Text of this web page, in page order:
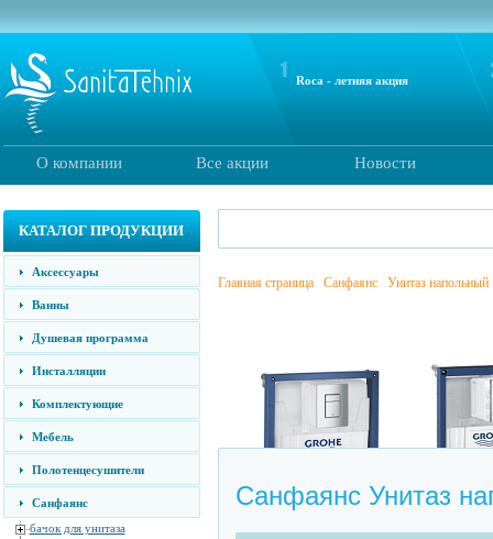
Roca - летняя акция
О компании Все акции Новости
КАТАЛОГ ПРОДУКЦИИ
Аксессуары
Ванны
Душевая программа
Инсталляции
Комплектующие
Мебель
Полотенцесушители
Санфаянс
бачок для унитаза
Главная страница/ Санфаянс/ Унитаз напольный
Санфаянс Унитаз